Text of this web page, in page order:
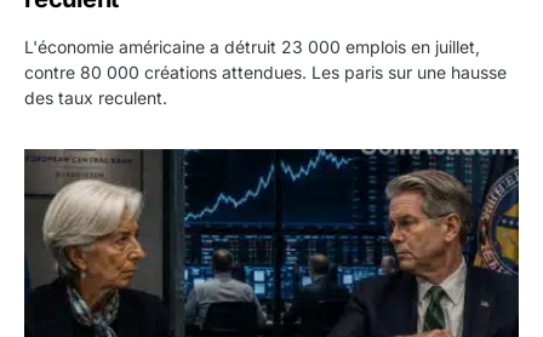
L'économie américaine a détruit 23 000 emplois en juillet,
contre 80 000 créations attendues. Les paris sur une hausse
des taux reculent.
Yen : Washington a vendu des euros sans prévenir la